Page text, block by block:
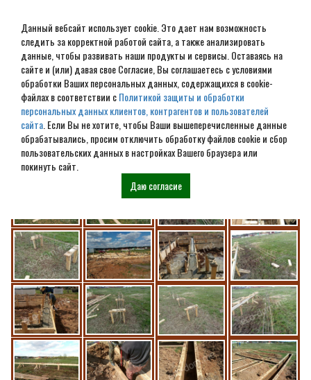
Данный вебсайт использует cookie. Это дает нам возможность
следить за корректной работой сайта, а также анализировать
данные, чтобы развивать наши продукты и сервисы. Оставаясь на
сайте и (или) давая свое Согласие, Вы соглашаетесь с условиями
обработки Ваших персональных данных, содержащихся в cookie-
файлах в соответствии сПолитикой защиты и обработки
персональных данных клиентов, контрагентов и пользователей
сайта . Если Вы не хотите, чтобы Ваши вышеперечисленные данные
обрабатывались, просим отключить обработку файлов cookie и сбор
пользовательских данных в настройках Вашего браузера или
покинуть сайт.
Даю согласие
Изготовление фундамента г.
Волоколамск.